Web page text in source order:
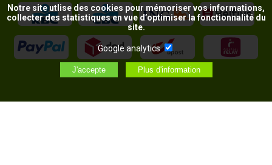
Notre site utlise des cookies pour mémoriser vos informations,
collecter des statistiques en vue d’optimiser la fonctionnalité du
site.
Google analytics